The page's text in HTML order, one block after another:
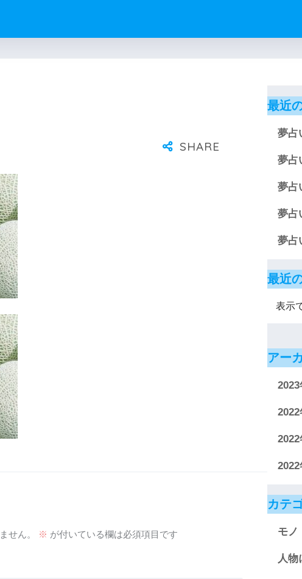
せん。 ※ が付いている欄は必須項目です
最近
夢占
夢占
夢占
夢占
夢占
最近
表示
アー
2023
2022
2022
2022
カテ
モノ
人物